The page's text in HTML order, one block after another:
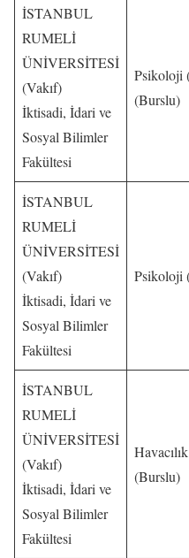
İSTANBUL
RUMELİ
ÜNİVERSİTESİ
(Vakıf)
İktisadi, İdari ve
Sosyal Bilimler
Fakültesi
Psikoloji
(Burslu)
İSTANBUL
RUMELİ
ÜNİVERSİTESİ
(Vakıf)
İktisadi, İdari ve
Sosyal Bilimler
Fakültesi
Psikoloji
İSTANBUL
RUMELİ
ÜNİVERSİTESİ
(Vakıf)
İktisadi, İdari ve
Sosyal Bilimler
Fakültesi
(Burslu)